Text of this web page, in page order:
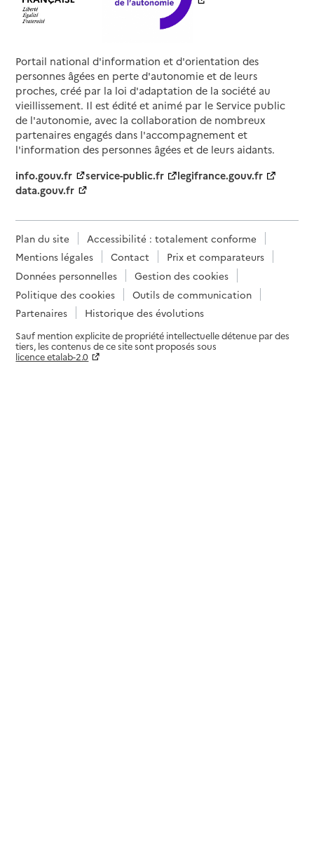
Portail national d'information et d'orientation des
personnes âgées en perte d'autonomie et de leurs
proches, créé par la loi d'adaptation de la société au
vieillissement. Il est édité et animé par le Service public
de l'autonomie, avec la collaboration de nombreux
partenaires engagés dans l'accompagnement et
l'information des personnes âgées et de leurs aidants.
info.gouv.fr
service-public.fr
legifrance.gouv.fr
data.gouv.fr
Plan du site
Accessibilité : totalement conforme
Mentions légales
Contact
Prix et comparateurs
Données personnelles
Gestion des cookies
Politique des cookies
Outils de communication
Partenaires
Historique des évolutions
Sauf mention explicite de propriété intellectuelle détenue par des
tiers, les contenus de ce site sont proposés sous
licence etalab-2.0